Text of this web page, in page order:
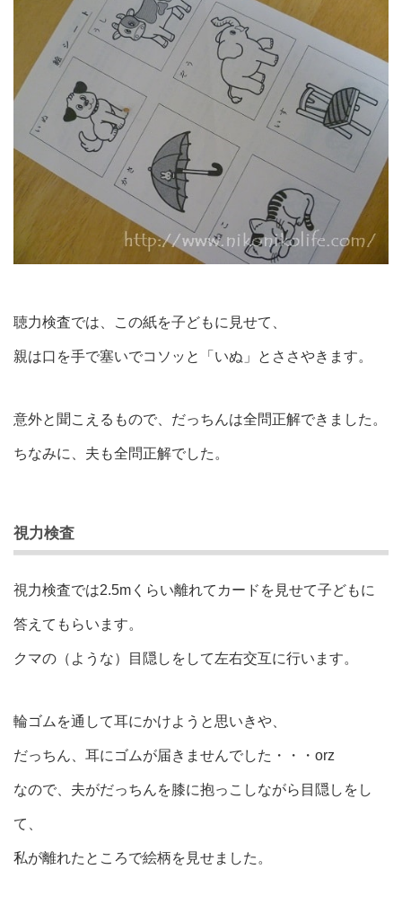
聴力検査では、この紙を子どもに見せて、
親は口を手で塞いでコソッと「いぬ」とささやきます。
意外と聞こえるもので、だっちんは全問正解できました。
ちなみに、夫も全問正解でした。
視力検査
視力検査では2.5mくらい離れてカードを見せて子どもに
答えてもらいます。
クマの（ような）目隠しをして左右交互に行います。
輪ゴムを通して耳にかけようと思いきや、
だっちん、耳にゴムが届きませんでした・・・orz
なので、夫がだっちんを膝に抱っこしながら目隠しをし
て、
私が離れたところで絵柄を見せました。